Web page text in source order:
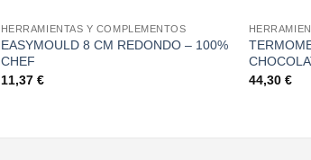
HERRAMIENTAS Y COMPLEMENTOS
EASYMOULD 8 CM REDONDO – 100%
CHEF
11,37 €
44,30 €